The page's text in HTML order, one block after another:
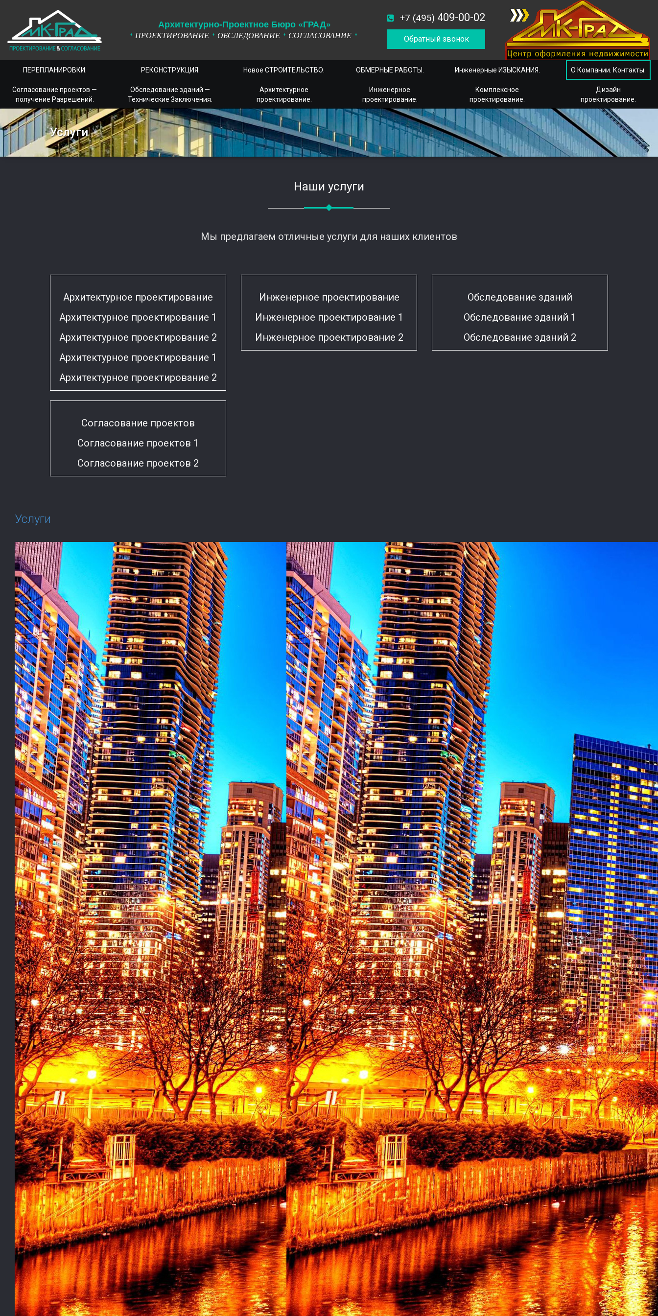
Архитектурно-Проектное Бюро «ГРАД»
* ПРОЕКТИРОВАНИЕ * ОБСЛЕДОВАНИЕ * СОГЛАСОВАНИЕ *
+7 (495) 409-00-02
Обратный звонок
ПЕРЕПЛАНИРОВКИ. РЕКОНСТРУКЦИЯ. Новое СТРОИТЕЛЬСТВО. ОБМЕРНЫЕ РАБОТЫ. Инженерные ИЗЫСКАНИЯ. О Компании. Контакты.
Согласование проектов —
получение Разрешений.
Обследование зданий —
Технические Заключения.
Архитектурное
проектирование.
Инженерное
проектирование.
Комплексное
проектирование.
Дизайн
проектирование.
Услуги
Наши услуги
Мы предлагаем отличные услуги для наших клиентов
Архитектурное проектирование
Архитектурное проектирование 1
Архитектурное проектирование 2
Архитектурное проектирование 1
Архитектурное проектирование 2
Инженерное проектирование
Инженерное проектирование 1
Инженерное проектирование 2
Обследование зданий
Обследование зданий 1
Обследование зданий 2
Согласование проектов
Согласование проектов 1
Согласование проектов 2
Услуги